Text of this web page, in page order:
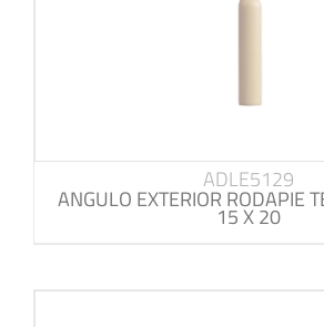
ADLE5129
ANGULO EXTERIOR RODAPIE
15 X 20